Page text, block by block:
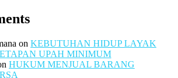
on KEBUTUHAN HIDUP LAYAK
UPAH MINIMUM
HUKUM MENJUAL BARANG